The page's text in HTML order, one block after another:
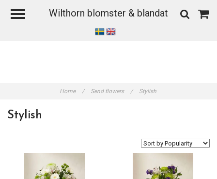
Wilthorn blomster & blandat
Home / Send flowers / Stylish
Stylish